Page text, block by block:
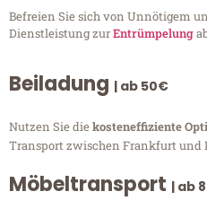
Befreien Sie sich von Unnötigem
Dienstleistung zurEntrümpelung
Beiladung | ab 50€
Nutzen Sie diekosteneffiziente
Transport zwischen Frankfurt und
Möbeltransport | ab